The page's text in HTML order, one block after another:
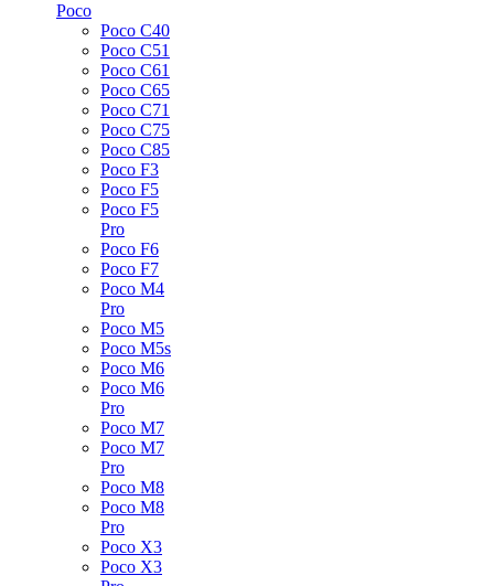
Poco
Poco C40
Poco C51
Poco C61
Poco C65
Poco C71
Poco C75
Poco C85
Poco F3
Poco F5
Poco F5
Pro
Poco F6
Poco F7
Poco M4
Pro
Poco M5
Poco M5s
Poco M6
Poco M6
Pro
Poco M7
Poco M7
Pro
Poco M8
Poco M8
Pro
Poco X3
Poco X3